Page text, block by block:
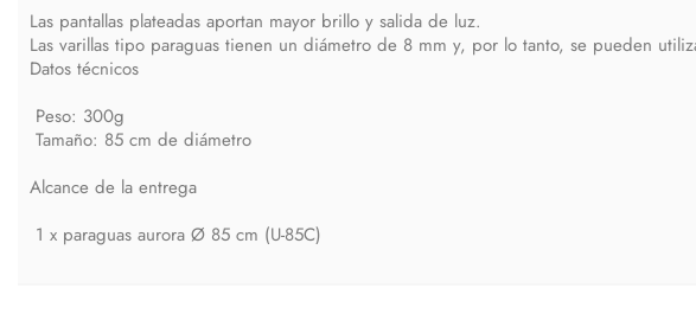
Las pantallas plateadas aportan mayor brillo y salida de luz.
Las varillas tipo paraguas tienen un diámetro de 8 mm y, por lo tanto, se pueden
Datos técnicos
Peso: 300g
Tamaño: 85 cm de diámetro
Alcance de la entrega
1 x paraguas aurora Ø 85 cm (U-85C)